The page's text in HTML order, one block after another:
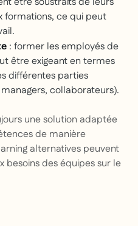
formations, ce qui peut
: former les employés de
être exigeant en termes
différentes parties
collaborateurs).
une solution adaptée
de manière
alternatives peuvent
besoins des équipes sur le